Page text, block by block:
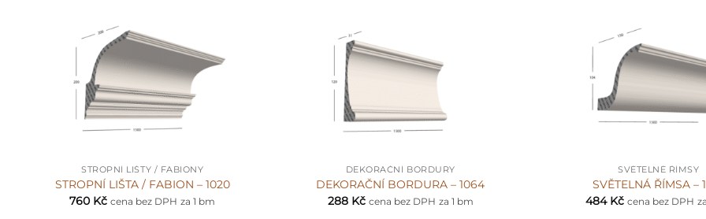
STROPNÍ LIŠTY / FABIONY
STROPNÍ LIŠTA / FABION – 1020
760 Kč cena bez DPH za 1 bm
DEKORAČNÍ BORDURY
DEKORAČNÍ BORDURA – 1064
288 Kč cena bez DPH za 1 bm
SVĚTELNÉ ŘÍMSY
SVĚTELNÁ ŘÍMSA –
484 Kč cena bez DPH